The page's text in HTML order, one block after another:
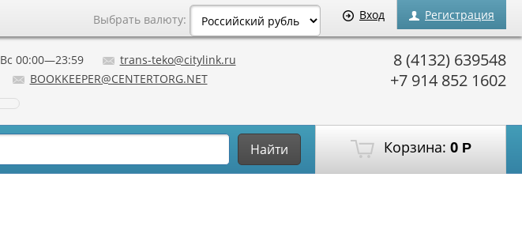
Вход Регистрация
Выбрать валюту:
8 (4132) 639548
+7 914 852 1602
Вс 00:00—23:59
trans-teko@citylink.ru
BOOKKEEPER@CENTERTORG.NET
Корзина: 0 Р
Найти